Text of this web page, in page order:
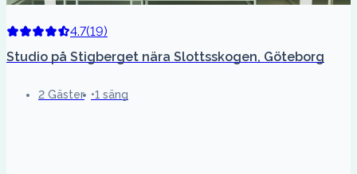
4.7(19)
Studio på Stigberget nära Slottsskogen, Göteborg
2 Gäster 1 säng